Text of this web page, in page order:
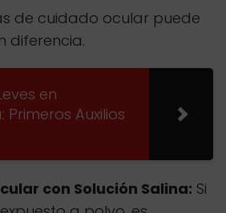
de cuidado ocular puede
diferencia.
en
Auxilios
con Solución Salina: Si